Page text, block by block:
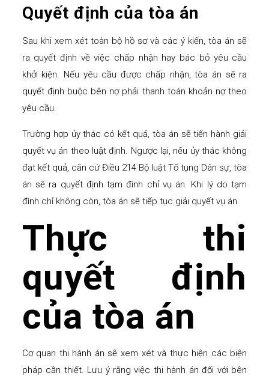
Quyết định của tòa án
Sau khi xem xét toàn bộ hồ sơ và các ý kiến, tòa án sẽ
ra quyết định về việc chấp nhận hay bác bỏ yêu cầu
khởi kiện. Nếu yêu cầu được chấp nhận, tòa án sẽ ra
quyết định buộc bên nợ phải thanh toán khoản nợ theo
yêu cầu.
Trường hợp ủy thác có kết quả, tòa án sẽ tiến hành giải
quyết vụ án theo luật định. Ngược lại, nếu ủy thác không
đạt kết quả, căn cứ Điều 214 Bộ luật Tố tụng Dân sự, tòa
án sẽ ra quyết định tạm đình chỉ vụ án. Khi lý do tạm
đình chỉ không còn, tòa án sẽ tiếp tục giải quyết vụ án.
Thực thi
quyết định
của tòa án
Cơ quan thi hành án sẽ xem xét và thực hiện các biện
pháp cần thiết. Lưu ý rằng việc thi hành án đối với bên